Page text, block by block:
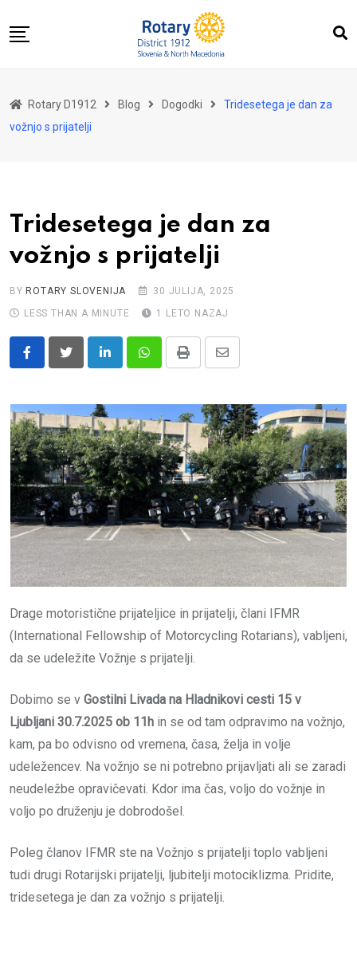
to
O nas
Kontakt
Rotary D1912 Blog Dogodki
Tridesetega je dan za
vožnjo s prijatelji
Tridesetega je dan za
vožnjo s prijatelji
BY ROTARY SLOVENIJA
30 JULIJA, 2025
LESS THAN A MINUTE
1 LETO NAZAJ
LinkedInWhatsappPrint
Share
Email
Drage motoristične prijateljice in prijatelji, člani IFMR
(International Fellowship of Motorcycling Rotarians), vabljeni,
da se udeležite Vožnje s prijatelji.
Dobimo se v Gostilni Livada na Hladnikovi cesti 15 v
Ljubljani 30.7.2025 ob 11h in se od tam odpravimo na vožnjo,
kam, pa bo odvisno od vremena, časa, želja in volje
udeležencev. Na vožnjo se ni potrebno prijavljati ali se zaradi
neudeležbe opravičevati. Kdor ima čas, voljo do vožnje in
voljo po druženju je dobrodošel.
Poleg članov IFMR ste na Vožnjo s prijatelji toplo vabljeni
tudi drugi Rotarijski prijatelji, ljubitelji motociklizma. Pridite,
tridesetega je dan za vožnjo s prijatelji.